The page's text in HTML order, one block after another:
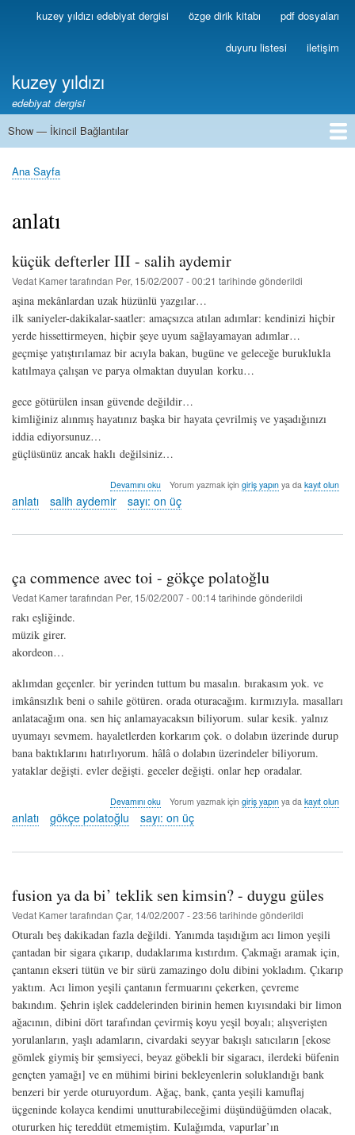
Ana
içeriğe
Birincilkuzey yıldızı edebiyat dergisi özge dirik kitabı pdf dosyaları
duyuru listesi iletişim
kuzey yıldızı
edebiyat dergisi
İkincil
Show — İkincil Bağlantılar
1
2
3
4
5
6
7
8
9
10
11
12
13
Sayfa
Ana Sayfa
anlatı
küçük defterler III - salih aydemir
Vedat Kamertarafından Per, 15/02/2007 - 00:21 tarihinde gönderildi
aşina mekânlardan uzak hüzünlü yazgılar…
ilk saniyeler-dakikalar-saatler: amaçsızca atılan adımlar: kendinizi hiçbir
yerde hissettirmeyen, hiçbir şeye uyum sağlayamayan adımlar…
geçmişe yatıştırılamaz bir acıyla bakan, bugüne ve geleceğe buruklukla
katılmaya çalışan ve parya olmaktan duyulan korku…
gece götürülen insan güvende değildir…
kimliğiniz alınmış hayatınız başka bir hayata çevrilmiş ve yaşadığınızı
iddia ediyorsunuz…
güçlüsünüz ancak haklı değilsiniz…
küçük
defterler
III
salih
Devamını oku Yorum yazmak için giriş yapınya da kayıt olun
anlatı salih aydemir sayı: on üç
ça commence avec toi - gökçe polatoğlu
Vedat Kamertarafından Per, 15/02/2007 - 00:14tarihinde gönderildi
rakı eşliğinde.
müzik girer.
akordeon…
aklımdan geçenler. bir yerinden tuttum bu masalın. bırakasım yok. ve
imkânsızlık beni o sahile götüren. orada oturacağım. kırmızıyla. masalları
anlatacağım ona. sen hiç anlamayacaksın biliyorum. sular kesik. yalnız
uyumayı sevmem. hayaletlerden korkarım çok. o dolabın üzerinde durup
bana baktıklarını hatırlıyorum. hâlâ o dolabın üzerindeler biliyorum.
yataklar değişti. evler değişti. geceler değişti. onlar hep oradalar.
ça
commence
avec
-
hakkında
Devamını oku Yorum yazmak için giriş yapınya da kayıt olun
anlatı gökçe polatoğlu sayı: on üç
fusion ya da bi’ teklik sen kimsin? - duygu güles
Vedat Kamertarafından Çar, 14/02/2007 - 23:56 tarihinde gönderildi
Oturalı beş dakikadan fazla değildi. Yanımda taşıdığım acı limon yeşili
çantadan bir sigara çıkarıp, dudaklarıma kıstırdım. Çakmağı aramak için,
çantanın ekseri tütün ve bir sürü zamazingo dolu dibini yokladım. Çıkarıp
yaktım. Acı limon yeşili çantanın fermuarını çekerken, çevreme
bakındım. Şehrin işlek caddelerinden birinin hemen kıyısındaki bir limon
ağacının, dibini dört tarafından çevirmiş koyu yeşil boyalı; alışverişten
yorulanların, yaşlı adamların, civardaki seyyar bakışlı satıcıların [ekose
gömlek giymiş bir şemsiyeci, beyaz göbekli bir sigaracı, ilerdeki büfenin
gençten yamağı] ve en mühimi birini bekleyenlerin soluklandığı bank
benzeri bir yerde oturuyordum. Ağaç, bank, çanta yeşili kamuflaj
üçgeninde kolayca kendimi unutturabileceğimi düşündüğümden olacak,
otururken hiç tereddüt etmemiştim. Kulağımda, vapurlar’ın